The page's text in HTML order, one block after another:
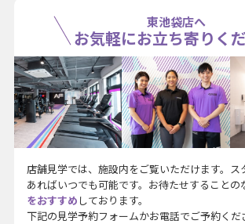
東池袋店へ
お気軽にお立ち寄りく
店舗見学では、施設内をご覧いただけます。ス
あればいつでも可能です。お待たせすることの
をおすすめ しております。
下記の見学予約フォームかお電話でご予約くだ